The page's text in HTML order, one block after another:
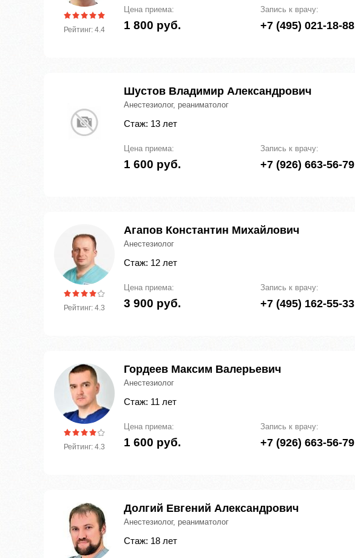
Рейтинг: 4.4
Цена приема:
1 800 руб.
Запись к врачу:
+7 (495) 021-18-88
Шустов Владимир Александрович
Анестезиолог, реаниматолог
Стаж: 13 лет
Цена приема:
1 600 руб.
Запись к врачу:
+7 (926) 663-56-79
Рейтинг: 4.3
Агапов Константин Михайлович
Анестезиолог
Стаж: 12 лет
Цена приема:
3 900 руб.
Запись к врачу:
+7 (495) 162-55-33
Рейтинг: 4.3
Гордеев Максим Валерьевич
Анестезиолог
Стаж: 11 лет
Цена приема:
1 600 руб.
Запись к врачу:
+7 (926) 663-56-79
Долгий Евгений Александрович
Анестезиолог, реаниматолог
Стаж: 18 лет